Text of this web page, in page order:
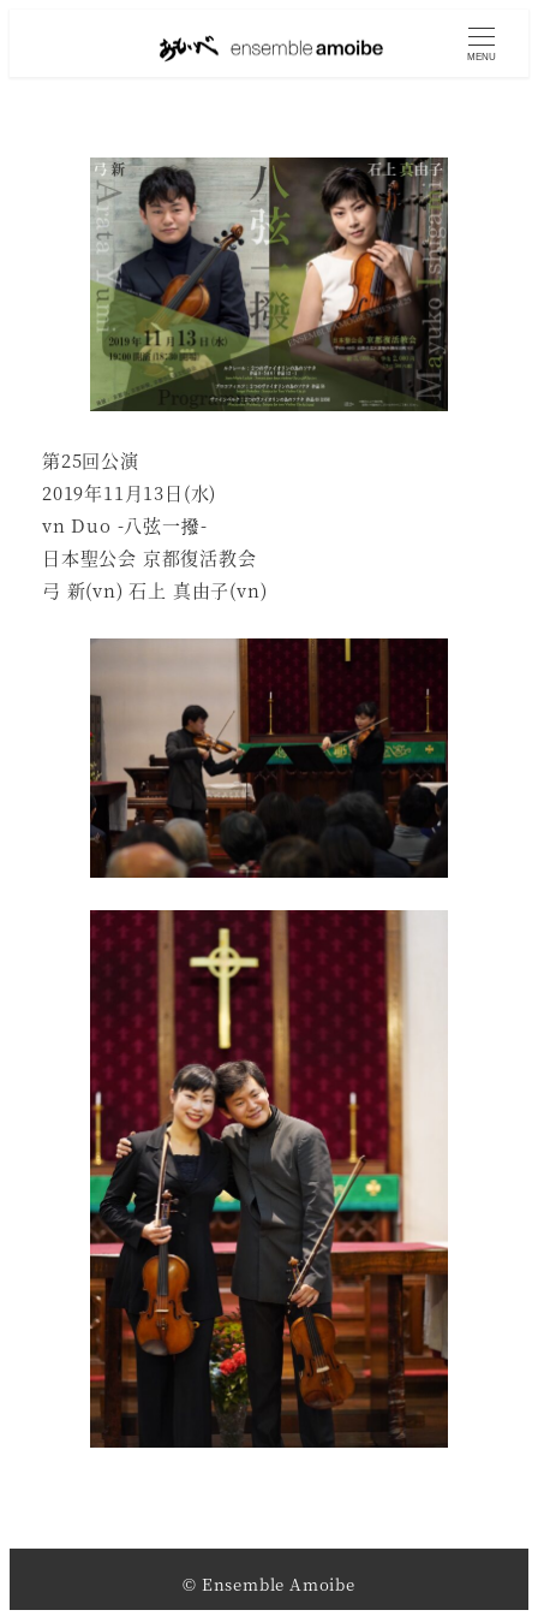
MENU
第25回公演
2019年11月13日(水)
vn Duo -八弦一撥-
日本聖公会 京都復活教会
弓 新(vn) 石上 真由子(vn)
© Ensemble Amoibe